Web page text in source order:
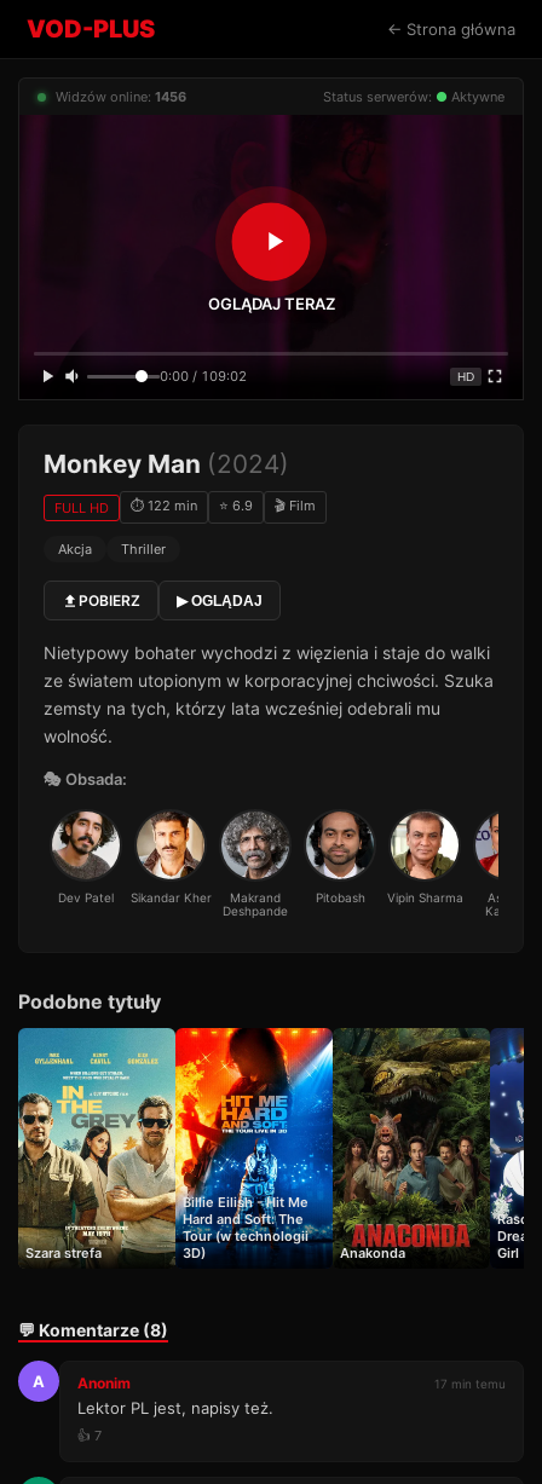
VOD-PLUS ← Strona główna
Widzów online: 1456 Status serwerów: ● Aktywne
OGLĄDAJ TERAZ
0:00 / 109:02 HD
Monkey Man (2024)
FULL HD ⏱ 122 min ⭐ 6.9 🎬 Film
Akcja Thriller
POBIERZ ▶ OGLĄDAJ
Nietypowy bohater wychodzi z więzienia i staje do walki
ze światem utopionym w korporacyjnej chciwości. Szuka
zemsty na tych, którzy lata wcześniej odebrali mu
wolność.
🎭 Obsada:
Dev Patel Sikandar Kher
Makrand
Deshpande
Pitobash Vipin Sharma
Ashwini
Kalsekar
Podobne tytuły
Szara strefa
Billie Eilish - Hit Me
Hard and Soft: The
Tour (w technologii
3D)
Anakonda
Girl
💬 Komentarze (8)
A Anonim 17 min temu
Lektor PL jest, napisy też.
👍 7